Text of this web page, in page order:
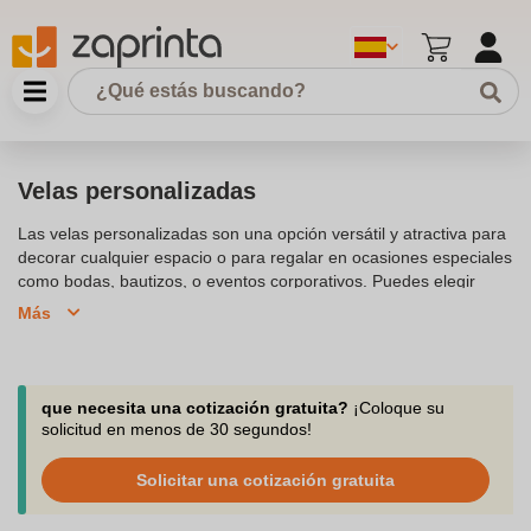
Velas personalizadas
Las velas personalizadas son una opción versátil y atractiva para
decorar cualquier espacio o para regalar en ocasiones especiales
como bodas, bautizos, o eventos corporativos. Puedes elegir
entre una variedad de velas, incluyendo velas de cera vegetal,
para los invitados o un regalo perfecto para los clientes.
Ofrecemos una gran variedad de tipos de velas, desde velas con
corcho. Las velas personalizadas baratas son ideales para
aquellos que buscan opciones económicas sin sacrificar la
calidad. Aromatizar tu espacio con fragancias como vainilla,
Más
que necesita una cotización gratuita? ¡Coloque su
solicitud en menos de 30 segundos!
Solicitar una cotización gratuita